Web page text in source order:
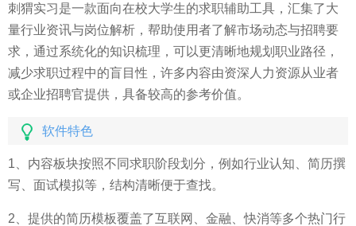
刺猬实习是一款面向在校大学生的求职辅助工具，汇集了大
量行业资讯与岗位解析，帮助使用者了解市场动态与招聘要
求，通过系统化的知识梳理，可以更清晰地规划职业路径，
减少求职过程中的盲目性，许多内容由资深人力资源从业者
或企业招聘官提供，具备较高的参考价值。
软件特色
1、内容板块按照不同求职阶段划分，例如行业认知、简历撰
写、面试模拟等，结构清晰便于查找。
2、提供的简历模板覆盖了互联网、金融、快消等多个热门行